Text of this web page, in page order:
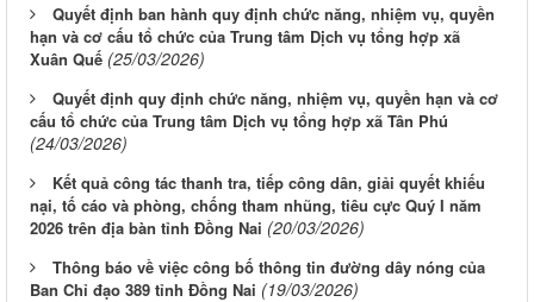
Quyết định ban hành quy định chức năng, nhiệm vụ, quyền
hạn và cơ cấu tổ chức của Trung tâm Dịch vụ tổng hợp xã
Xuân Quế (25/03/2026)
Quyết định quy định chức năng, nhiệm vụ, quyền hạn và cơ
cấu tổ chức của Trung tâm Dịch vụ tổng hợp xã Tân Phú
(24/03/2026)
Kết quả công tác thanh tra, tiếp công dân, giải quyết khiếu
nại, tố cáo và phòng, chống tham nhũng, tiêu cực Quý I năm
2026 trên địa bàn tỉnh Đồng Nai (20/03/2026)
Thông báo về việc công bố thông tin đường dây nóng của
Ban Chỉ đạo 389 tỉnh Đồng Nai (19/03/2026)